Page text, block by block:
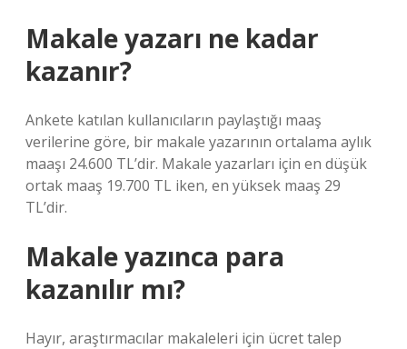
Makale yazarı ne kadar
kazanır?
Ankete katılan kullanıcıların paylaştığı maaş
verilerine göre, bir makale yazarının ortalama aylık
maaşı 24.600 TL’dir. Makale yazarları için en düşük
ortak maaş 19.700 TL iken, en yüksek maaş 29
TL’dir.
Makale yazınca para
kazanılır mı?
Hayır, araştırmacılar makaleleri için ücret talep